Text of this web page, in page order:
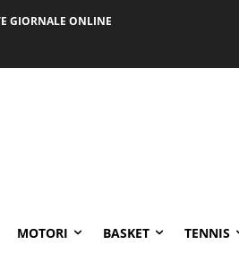
GIORNALE ONLINE
MOTORI BASKET TENNIS